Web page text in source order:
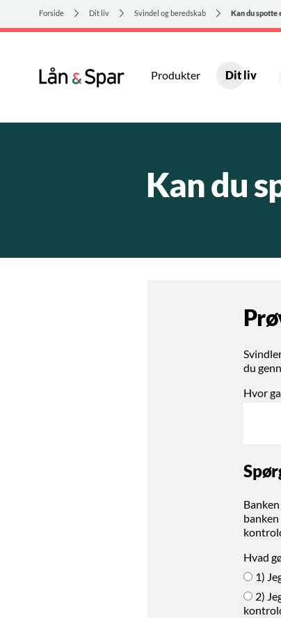
Forside Dit liv Svindel og beredskab Kan du spotte
Produkter Dit liv
Kan du
du
Hvor
Hvad
1)
2)